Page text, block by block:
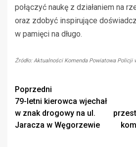
połączyć naukę z działaniem na
oraz zdobyć inspirujące
w pamięci na długo.
Źródło: Aktualności Komenda Powiatowa Policji
Zobacz
wpisy
Poprzedni
79-letni kierowca wjechał
w znak drogowy na ul.
Jaracza w Węgorzewie